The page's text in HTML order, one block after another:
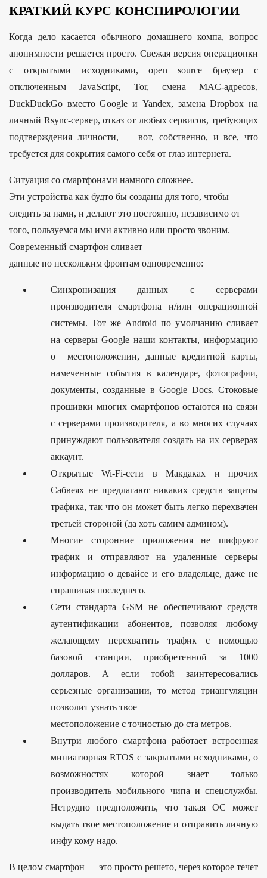
КРАТКИЙ КУРС КОНСПИРОЛОГИИ
Когда дело касается обычного домашнего компа, вопрос
анонимности решается просто. Свежая версия операционки
с открытыми исходниками, open source браузер с
отключенным JavaScript, Tor, смена MAC-адресов,
DuckDuckGo вместо Google и Yandex, замена Dropbox на
личный Rsync-сервер, отказ от любых сервисов, требующих
подтверждения личности, — вот, собственно, и все, что
требуется для сокрытия самого себя от глаз интернета.
Ситуация со смартфонами намного сложнее.
Эти устройства как будто бы созданы для того, чтобы
следить за нами, и делают это постоянно, независимо от
того, пользуемся мы ими активно или просто звоним.
Современный смартфон сливает
данные по нескольким фронтам одновременно:
Синхронизация данных с серверами
производителя смартфона и/или операционной
системы. Тот же Android по умолчанию сливает
на серверы Google наши контакты, информацию
о местоположении, данные кредитной карты,
намеченные события в календаре, фотографии,
документы, созданные в Google Docs. Стоковые
прошивки многих смартфонов остаются на связи
с серверами производителя, а во многих случаях
принуждают пользователя создать на их серверах
аккаунт.
Открытые Wi-Fi-сети в Макдаках и прочих
Сабвеях не предлагают никаких средств защиты
трафика, так что он может быть легко перехвачен
третьей стороной (да хоть самим админом).
Многие сторонние приложения не шифруют
трафик и отправляют на удаленные серверы
информацию о девайсе и его владельце, даже не
спрашивая последнего.
Сети стандарта GSM не обеспечивают средств
аутентификации абонентов, позволяя любому
желающему перехватить трафик с помощью
базовой станции, приобретенной за 1000
долларов. А если тобой заинтересовались
серьезные организации, то метод триангуляции
позволит узнать твое
местоположение с точностью до ста метров.
Внутри любого смартфона работает встроенная
миниатюрная RTOS с закрытыми исходниками, о
возможностях которой знает только
производитель мобильного чипа и спецслужбы.
Нетрудно предположить, что такая ОС может
выдать твое местоположение и отправить личную
инфу кому надо.
В целом смартфон — это просто решето, через которое течет